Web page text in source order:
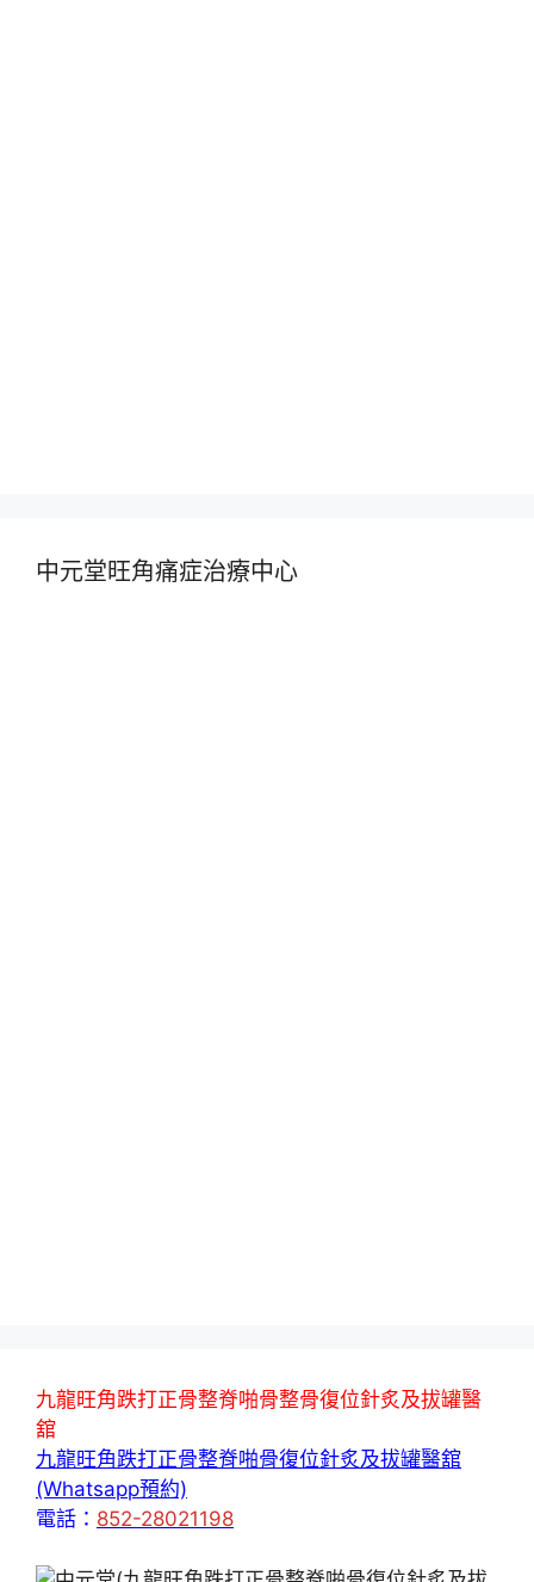
中元堂旺角痛症治療中心
九龍旺角跌打正骨整脊啪骨整骨復位針炙及拔罐醫
舘
九龍旺角跌打正骨整脊啪骨復位針炙及拔罐醫舘
(Whatsapp預約)
電話： 852-28021198